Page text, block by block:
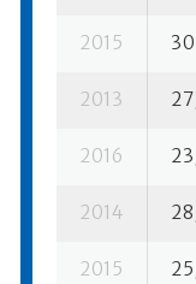
2015
2013
2016
2014
2015